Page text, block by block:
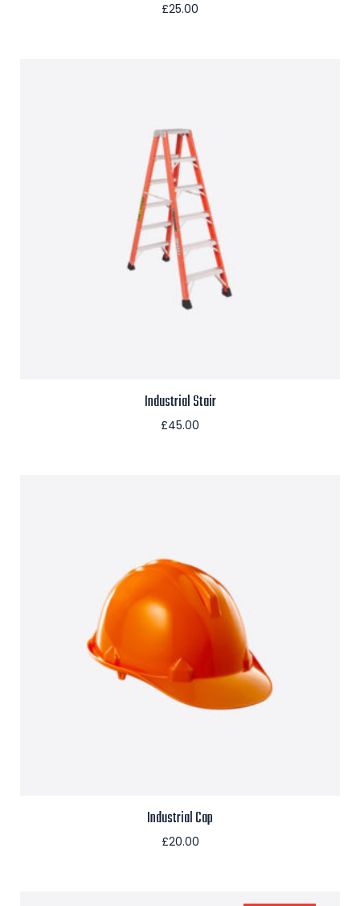
£25.00
Industrial Stair
£45.00
Industrial Cap
£20.00